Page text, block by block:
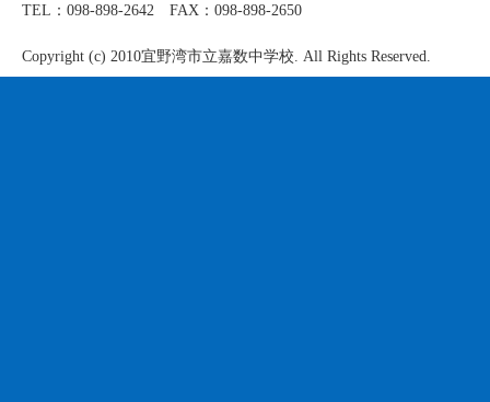
TEL：098-898-2642 FAX：098-898-2650
Copyright (c) 2010宜野湾市立嘉数中学校. All Rights Reserved.